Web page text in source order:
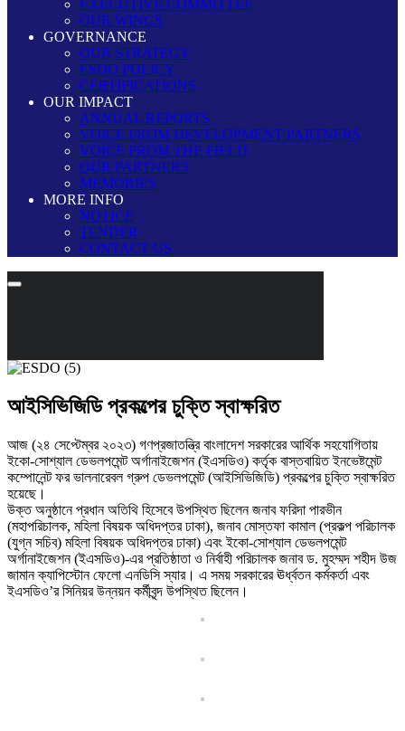
EXECUTIVE COMMITTEE
OUR WINGS
GOVERNANCE
OUR STRATEGY
ESDO POLICY
CERTIFICATIONS
OUR IMPACT
ANNUAL REPORTS
VOICE FROM DEVELOPMENT PARTNERS
VOICE FROM THE FIELD
OUR PARTNERS
MEMORIES
MORE INFO
NOTICE
TENDER
CONTACT US
আইসিভিজিডি প্রকল্পের চুক্তি স্বাক্ষরিত
আজ (২৪ সেপ্টেম্বর ২০২৩) গণপ্রজাতন্ত্রি বাংলাদেশ সরকারের আর্থিক সহযোগিতায়
ইকো-সোশ্যাল ডেভলপমেন্ট অর্গানাইজেশন (ইএসডিও) কর্তৃক বাস্তবায়িত ইনভেষ্টমেন্ট
কম্পোনেন্ট ফর ভালনারেবল গ্রুপ ডেভলপমেন্ট (আইসিভিজিডি) প্রকল্পের চুক্তি স্বাক্ষরিত
হয়েছে।
উক্ত অনুষ্ঠানে প্রধান অতিথি হিসেবে উপস্থিত ছিলেন জনাব ফরিদা পারভীন
(মহাপরিচালক, মহিলা বিষয়ক অধিদপ্তর ঢাকা), জনাব মোস্তফা কামাল (প্রকল্প পরিচালক
(যুগ্ন সচিব) মহিলা বিষয়ক অধিদপ্তর ঢাকা) এবং ইকো-সোশ্যাল ডেভলপমেন্ট
অর্গানাইজেশন (ইএসডিও)-এর প্রতিষ্ঠাতা ও নির্বাহী পরিচালক জনাব ড. মুহম্মদ শহীদ উজ
জামান ক্যাপিস্টোন ফেলো এনডিসি স্যার। এ সময় সরকারের ঊর্ধ্বতন কর্মকর্তা এবং
ইএসডিও’র সিনিয়র উন্নয়ন কর্মীবৃন্দ উপস্থিত ছিলেন।